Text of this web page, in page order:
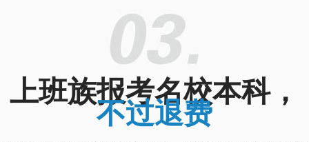
上班族报考名校本科，
不过退费